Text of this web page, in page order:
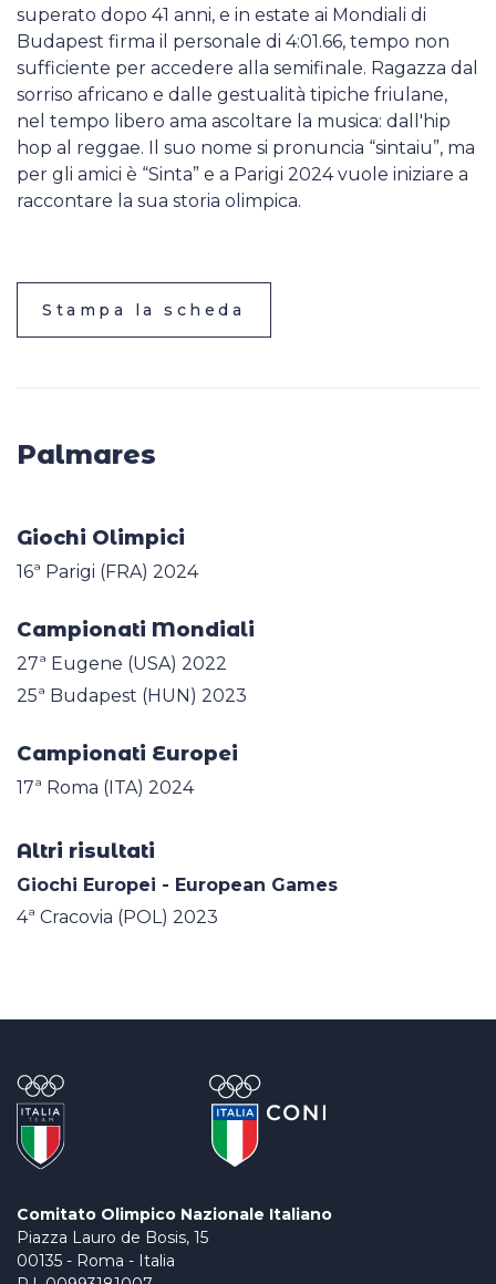
superato dopo 41 anni, e in estate ai Mondiali di
Budapest firma il personale di 4:01.66, tempo non
sufficiente per accedere alla semifinale. Ragazza dal
sorriso africano e dalle gestualità tipiche friulane,
nel tempo libero ama ascoltare la musica: dall'hip
hop al reggae. Il suo nome si pronuncia “sintaiu”, ma
per gli amici è “Sinta” e a Parigi 2024 vuole iniziare a
raccontare la sua storia olimpica.
Stampa la scheda
Palmares
Giochi Olimpici
16ª Parigi (FRA) 2024
Campionati Mondiali
27ª Eugene (USA) 2022
25ª Budapest (HUN) 2023
Campionati Europei
17ª Roma (ITA) 2024
Altri risultati
Giochi Europei - European Games
4ª Cracovia (POL) 2023
Comitato Olimpico Nazionale Italiano
Piazza Lauro de Bosis, 15
00135 - Roma - Italia